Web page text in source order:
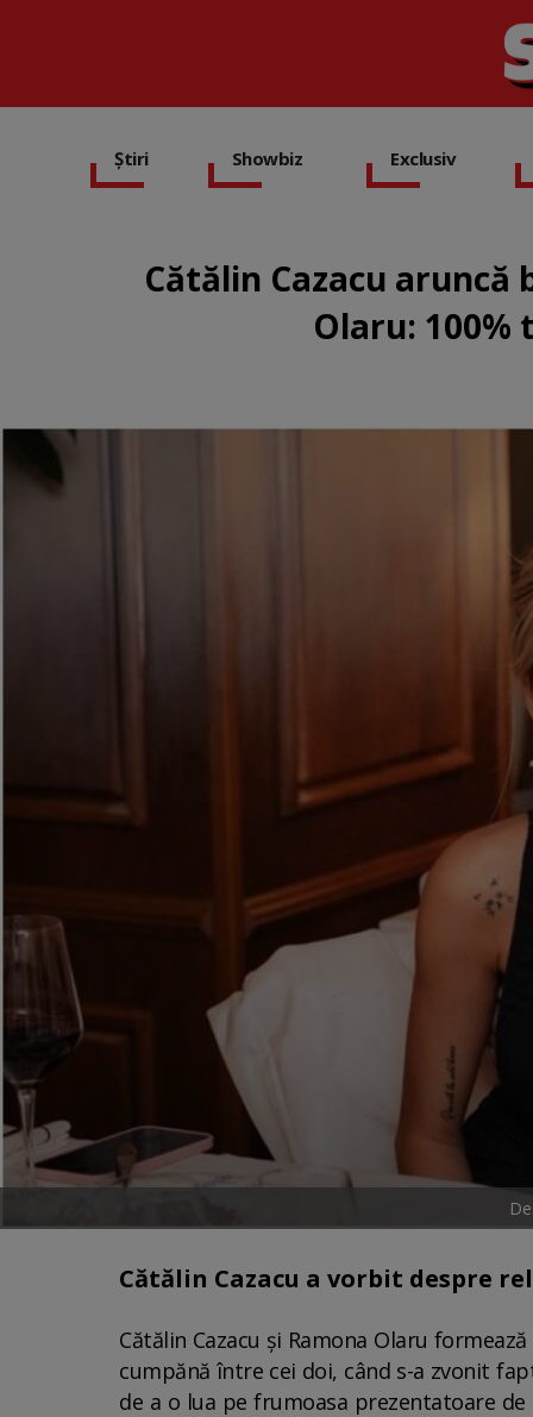
Știri Showbiz Exclusiv
Cătălin Cazacu aruncă
Olaru:
Cătălin Cazacu a vorbit despre
Cătălin Cazacu și Ramona Olaru
cumpănă între cei doi, când s-a zvonit
de a o lua pe frumoasa prezentatoare de